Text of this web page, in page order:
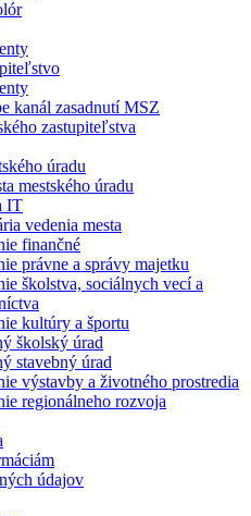
kanál zasadnutí MSZ
zastupiteľstva
úradu
mestského úradu
IT
vedenia mesta
finančné
právne a správy majetku
školstva, sociálnych vecí a
kultúry a športu
školský úrad
stavebný úrad
výstavby a životného prostredia
regionálneho rozvoja
údajov